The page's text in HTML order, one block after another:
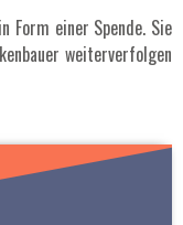
Form einer Spende. Sie
weiterverfolgen